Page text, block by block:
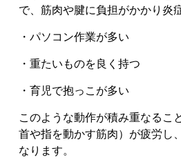
で、筋肉や腱に負担がかかり炎
・パソコン作業が多い
・重たいものを良く持つ
・育児で抱っこが多い
このような動作が積み重なるこ
首や指を動かす筋肉）が疲労し
なります。